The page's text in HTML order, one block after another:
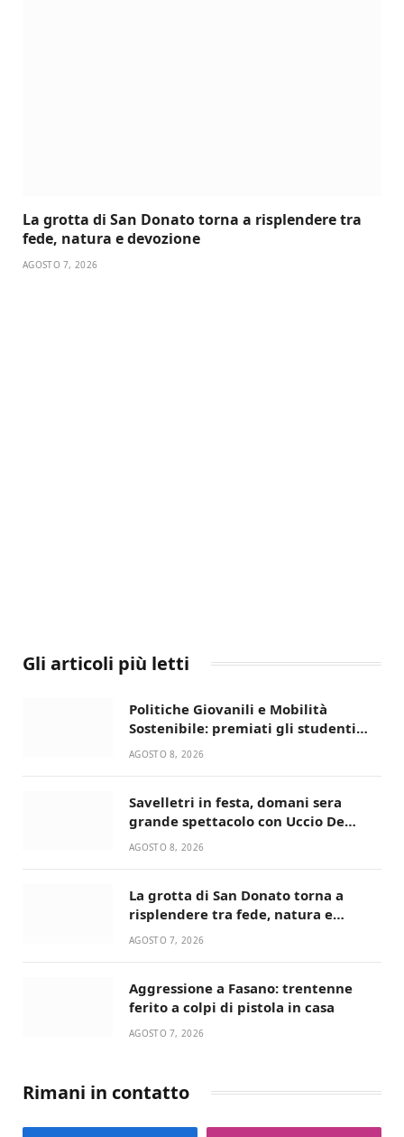
La grotta di San Donato torna a risplendere tra
fede, natura e devozione
AGOSTO 7, 2026
Gli articoli più letti
Politiche Giovanili e Mobilità
Sostenibile: premiati gli studenti
universitari del bando “La strada
AGOSTO 8, 2026
Savelletri in festa, domani sera
grande spettacolo con Uccio De
Santis
AGOSTO 8, 2026
La grotta di San Donato torna a
risplendere tra fede, natura e
devozione
AGOSTO 7, 2026
Aggressione a Fasano: trentenne
ferito a colpi di pistola in casa
AGOSTO 7, 2026
Rimani in contatto